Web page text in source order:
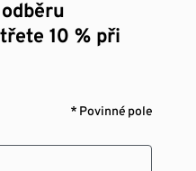
10 % při
* Povinné pole